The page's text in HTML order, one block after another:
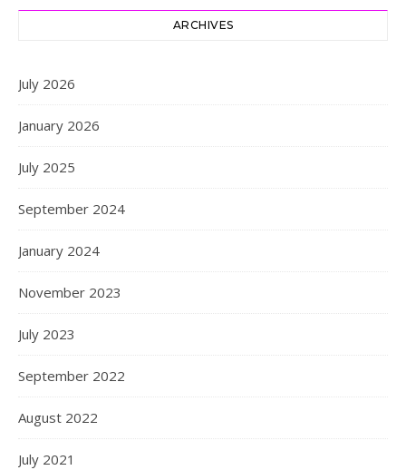
ARCHIVES
July 2026
January 2026
July 2025
September 2024
January 2024
November 2023
July 2023
September 2022
August 2022
July 2021